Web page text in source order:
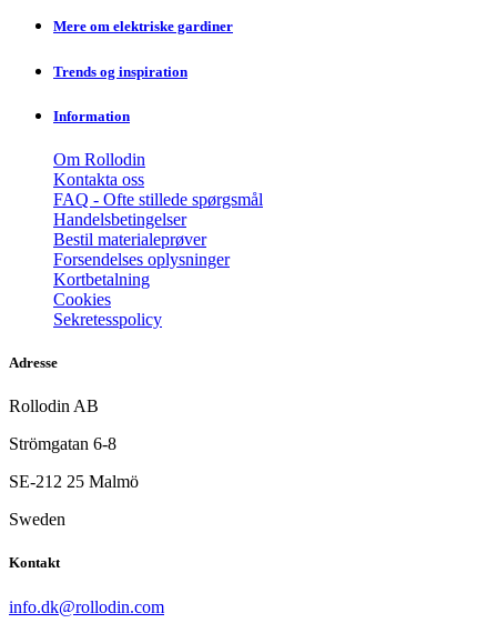
Mere om elektriske gardiner
Trends og inspiration
Information
Om Rollodin
Kontakta oss
FAQ - Ofte stillede spørgsmål
Handelsbetingelser
Bestil materialeprøver
Forsendelses oplysninger
Kortbetalning
Cookies
Sekretesspolicy
Adresse
Rollodin AB
Strömgatan 6-8
SE-212 25 Malmö
Sweden
Kontakt
info.dk@rollodin.com